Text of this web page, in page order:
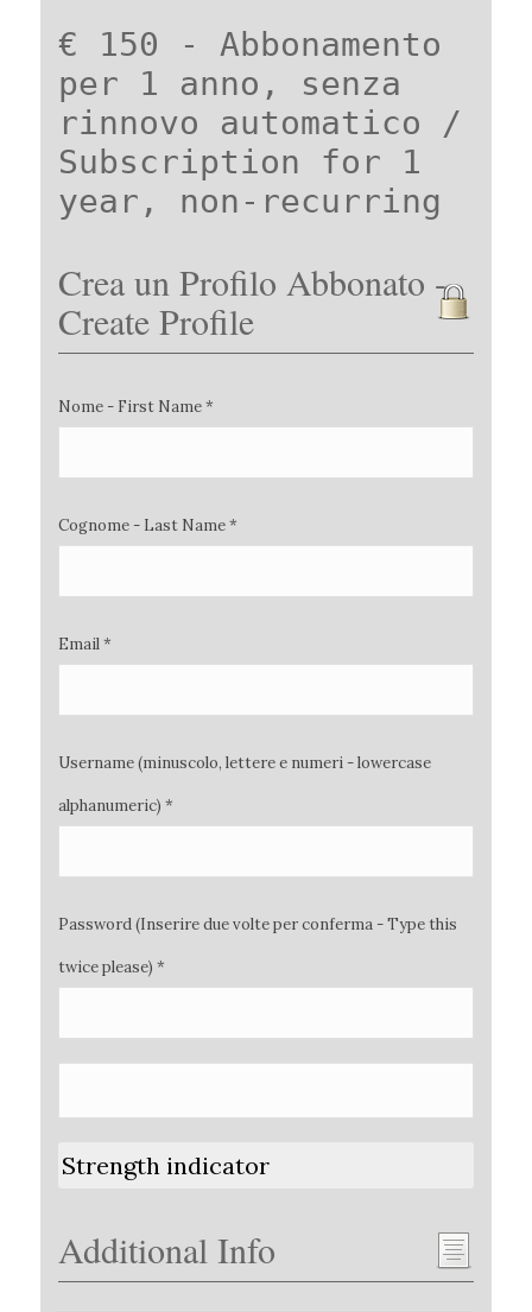
€ 150 - Abbonamento
per 1 anno, senza
rinnovo automatico /
Subscription for 1
year, non-recurring
Crea un Profilo Abbonato -
Create Profile
Nome - First Name *
Cognome - Last Name *
Email *
Username (minuscolo, lettere e numeri - lowercase
alphanumeric) *
Password (Inserire due volte per conferma - Type this
twice please) *
Strength indicator
Additional Info